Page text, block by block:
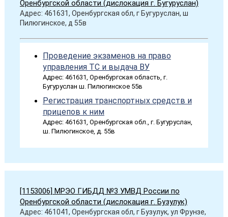
Оренбургской области (дислокация г. Бугуруслан)
Адрес: 461631, Оренбургская обл, г Бугуруслан, ш
Пилюгинское, д 55в
Проведение экзаменов на право
управления ТС и выдача ВУ
Адрес: 461631, Оренбургская область, г.
Бугуруслан ш. Пилюгинское 55в
Регистрация транспортных средств и
прицепов к ним
Адрес: 461631, Оренбургская обл., г. Бугуруслан,
ш. Пилюгинское, д. 55в
[1153006] МРЭО ГИБДД №3 УМВД России по
Оренбургской области (дислокация г. Бузулук)
Адрес: 461041, Оренбургская обл, г Бузулук, ул Фрунзе,